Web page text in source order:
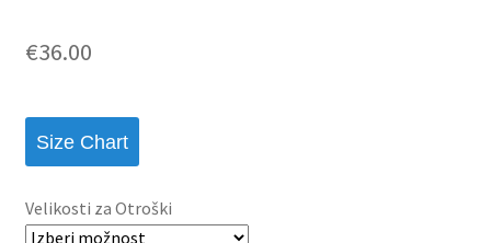
€36.00
Size Chart
Velikosti za Otroški